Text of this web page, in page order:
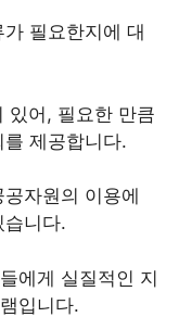
필요한지에 대
있어, 필요한 만큼
제공합니다.
자원의 이용에
니다.
에게 실질적인 지
입니다.